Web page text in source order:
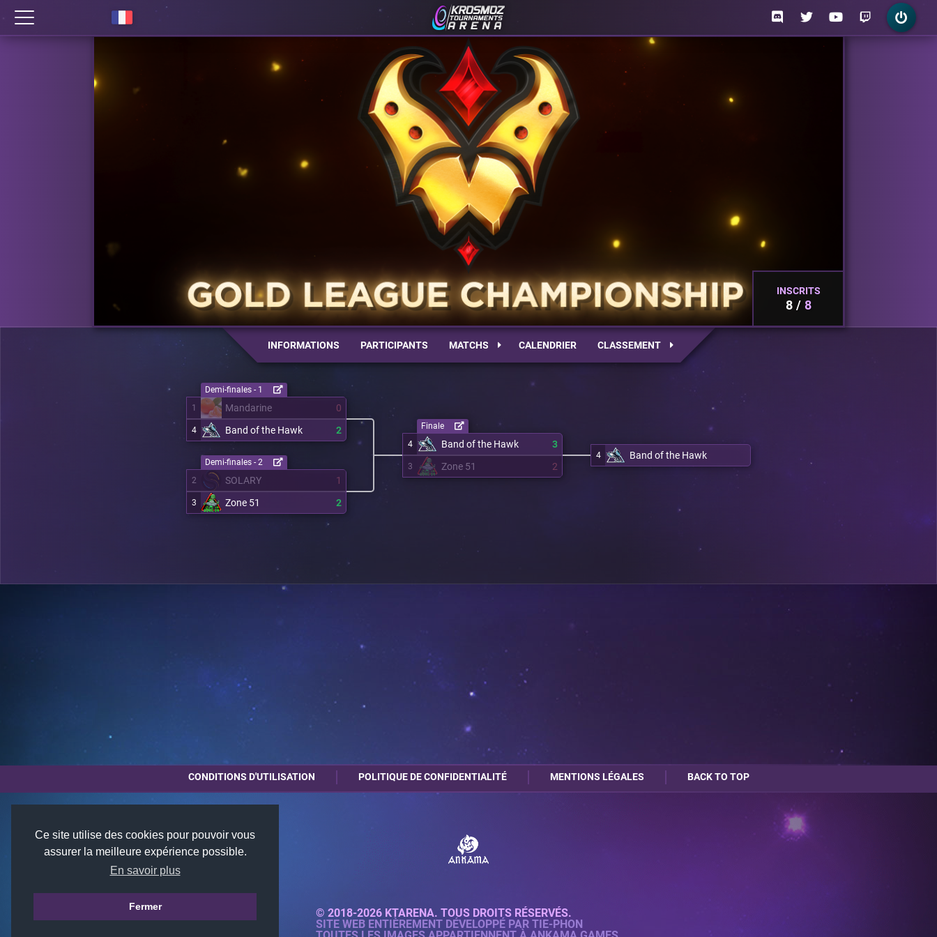
Ce site utilise des cookies pour pouvoir vous
assurer la meilleure expérience possible.
En savoir plus
Fermer
INSCRITS
8 8
INFORMATIONS PARTICIPANTS MATCHS CALENDRIER CLASSEMENT
1 Mandarine 0
4 Band of the Hawk 2
Demi-finales - 1
2 SOLARY 1
3 Zone 51 2
Demi-finales - 2
4 Band of the Hawk 3
3 Zone 51 2
Finale
4 Band of the Hawk
CONDITIONS D'UTILISATION POLITIQUE DE CONFIDENTIALITÉ MENTIONS LÉGALES BACK TO TOP
© 2018-2026 KTARENA. TOUS DROITS RÉSERVÉS.
SITE WEB ENTIÈREMENT DÉVELOPPÉ PAR TIE-PHON